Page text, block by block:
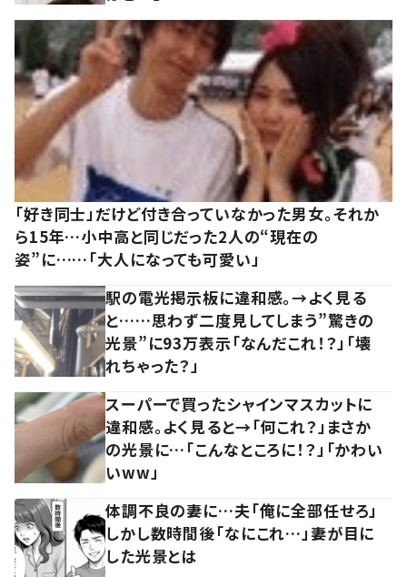
「好き同士」だけど付き合っていなかった男女。それか
ら15年…小中高と同じだった2人の“現在の
姿”に……「大人になっても可愛い」
駅の電光掲示板に違和感。→よく見る
と……思わず二度見してしまう”驚きの
光景”に93万表示「なんだこれ！？」「壊
れちゃった？」
スーパーで買ったシャインマスカットに
違和感。よく見ると→「何これ？」まさか
の光景に…「こんなところに！？」「かわい
いww」
体調不良の妻に…夫「俺に全部任せろ」
しかし数時間後「なにこれ…」妻が目に
した光景とは